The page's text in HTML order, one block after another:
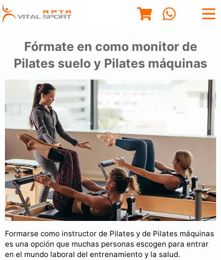
Fórmate en como monitor de
Pilates suelo y Pilates máquinas
Formarse como instructor de Pilates y de Pilates máquinas
es una opción que muchas personas escogen para entrar
en el mundo laboral del entrenamiento y la salud.